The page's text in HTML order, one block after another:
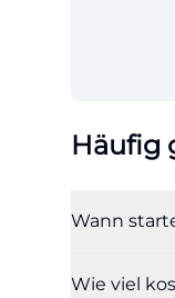
Häufig
Wann
Wie viel